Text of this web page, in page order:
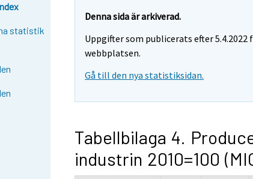
statistik
Denna sida är arkiverad.
Uppgifter som publicerats efter 5.4.2022
webbplatsen.
Gå till den nya statistiksidan.
Tabellbilaga 4.
industrin 2010=100